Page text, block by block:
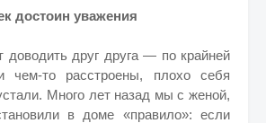
достоин уважения
друг друга — по крайней
чем-то расстроены, плохо себя
Много лет назад мы с женой,
в доме «правило»: если